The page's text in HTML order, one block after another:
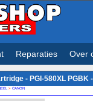
Reparaties Over
- PGI-580XL PGBK
> CANON